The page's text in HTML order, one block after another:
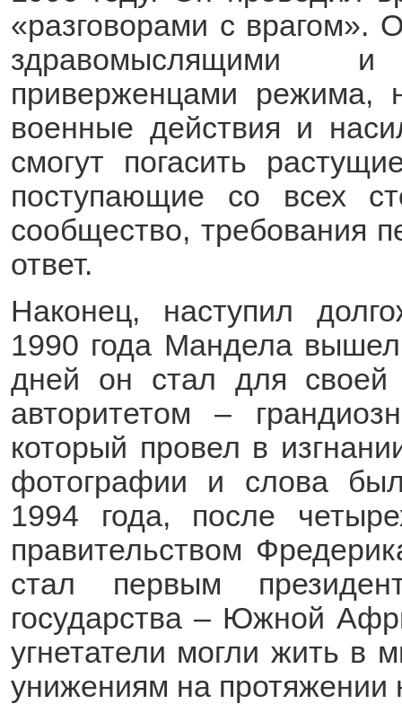
«разговорами с врагом».
здравомыслящими
приверженцами режима,
военные действия и
смогут погасить
поступающие со всех
сообщество, требования
ответ.
Наконец, наступил
1990 года Мандела вышел
дней он стал для
авторитетом –
который провел в
фотографии и слова
1994 года, после
правительством
стал первым
государства – Южной
угнетатели могли жить в
унижениям на протяжении